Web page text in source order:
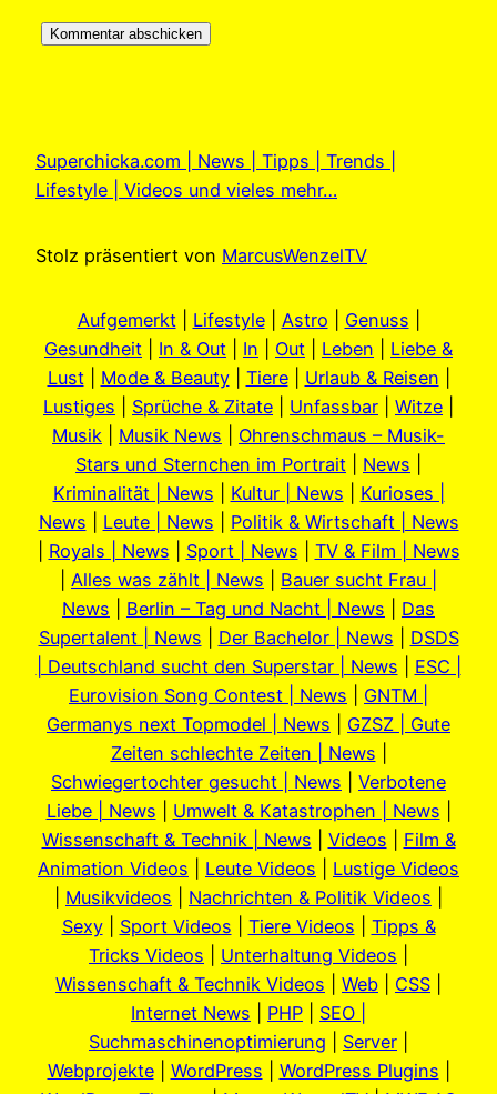
Superchicka.com | News | Tipps | Trends |
Lifestyle | Videos und vieles mehr…
Stolz präsentiert von MarcusWenzelTV
Aufgemerkt| Lifestyle| Astro Genuss
Gesundheit
In & Out In Out Leben
Liebe &
Lust| Mode & Beauty| Tiere| Urlaub & Reisen
Lustiges
Sprüche & Zitate Unfassbar Witze
Musik
Musik News
Ohrenschmaus – Musik-
Stars und Sternchen im Portrait
News
Kriminalität | News
Kultur | News
Kurioses |
News
Leute | News
Politik & Wirtschaft | News
Royals | News Sport | News
TV & Film | News
Alles was zählt | News
Bauer sucht Frau |
News
Berlin – Tag und Nacht | News
Das
Supertalent | News
Der Bachelor | News
DSDS
| Deutschland sucht den Superstar | News
ESC |
Eurovision Song Contest | News
GNTM |
Germanys next Topmodel | News
GZSZ | Gute
Zeiten schlechte Zeiten | News
Schwiegertochter gesucht | News
Verbotene
Liebe | News
Umwelt & Katastrophen | News
Wissenschaft & Technik | News
Videos
Film &
Animation Videos
Leute Videos
Lustige Videos
Musikvideos Nachrichten & Politik Videos
Sexy| Sport Videos Tiere Videos
Tipps &
Tricks Videos
Unterhaltung Videos
Wissenschaft & Technik Videos
Web CSS
Internet News
PHP
SEO |
Suchmaschinenoptimierung
Server
Webprojekte| WordPress WordPress Plugins